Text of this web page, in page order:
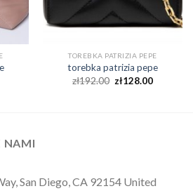
TOREBKA PATRIZIA PEPE
torebka patrizia pepe
zł192.00 zł128.00
NAMI
San Diego, CA 92154 United